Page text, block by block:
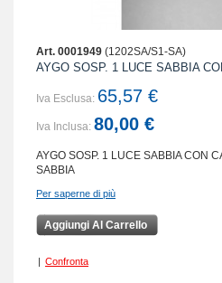
Art. 0001949 (1202SA/S1-SA)
AYGO SOSP. 1 LUCE SABBIA
Iva Esclusa: 65,57 €
Iva Inclusa: 80,00 €
AYGO SOSP. 1 LUCE SABBIA CON
SABBIA
Per saperne di più
Aggiungi Al Carrello
| Confronta